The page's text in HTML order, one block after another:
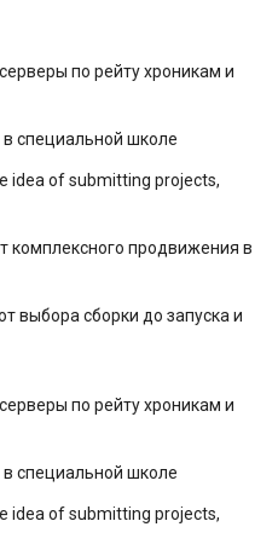
по рейту хроникам и
специальной школе
idea of ​​submitting projects,
комплексного продвижения в
выбора сборки до запуска и
по рейту хроникам и
специальной школе
idea of ​​submitting projects,